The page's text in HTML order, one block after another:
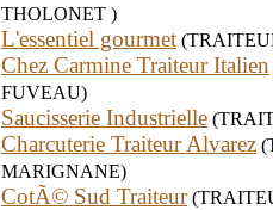
THOLONET )
L'essentiel gourmet
Chez Carmine Traiteur Italien
FUVEAU)
Saucisserie Industrielle
Charcuterie Traiteur Alvarez
MARIGNANE)
CotÃ© Sud Traiteur